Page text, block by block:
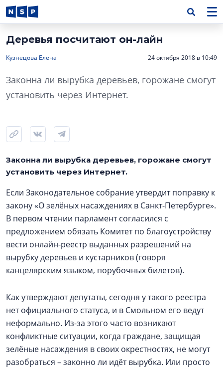
Деревья посчитают он-лайн
Кузнецова Елена 24 октября 2018 в 10:49
Законна ли вырубка деревьев, горожане смогут
установить через Интернет.
Законна ли вырубка деревьев, горожане смогут
установить через Интернет.
Если Законодательное собрание утвердит поправку к
закону «О зелёных насаждениях в Санкт-Петербурге».
В первом чтении парламент согласился с
предложением обязать Комитет по благоустройству
вести онлайн-реестр выданных разрешений на
вырубку деревьев и кустарников (говоря
канцелярским языком, порубочных билетов).
Как утверждают депутаты, сегодня у такого реестра
нет официального статуса, и в Смольном его ведут
неформально. Из-за этого часто возникают
конфликтные ситуации, когда граждане, защищая
зелёные насаждения в своих окрестностях, не могут
разобраться – законно ли идёт вырубка. Или просто